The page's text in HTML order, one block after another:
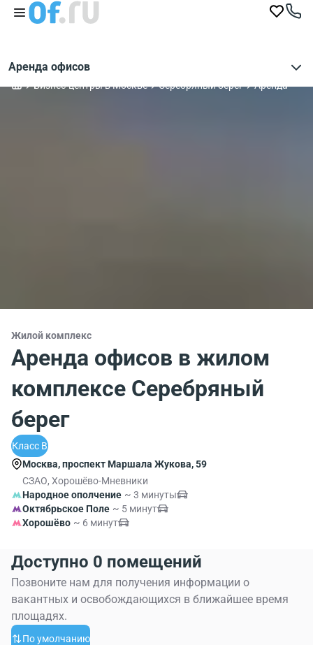
Аренда офисов
Бизнес-центры в Москве Серебряный берег Аренда
Жилой комплекс
Аренда офисов в жилом
комплексе Серебряный
берег
Класс B
Москва, проспект Маршала Жукова, 59
СЗАО, Хорошёво-Мневники
Народное ополчение ~ 3 минуты
Октябрьское Поле ~ 5 минут
Хорошёво ~ 6 минут
Доступно 0 помещений
Позвоните нам для получения информации о
вакантных и освобождающихся в ближайшее время
площадях.
По умолчанию